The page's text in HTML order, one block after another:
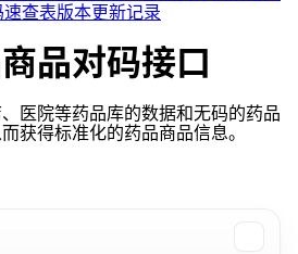
查表版本更新记录
品对码接口
医院等药品库的数据和无码的药品
获得标准化的药品商品信息。